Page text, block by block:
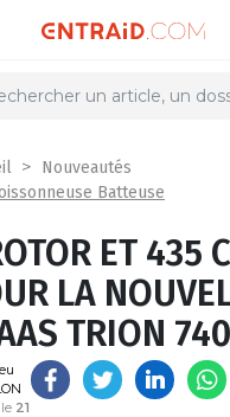
Nouveautés
Batteuse
ET 435
LA
TRION 740
21